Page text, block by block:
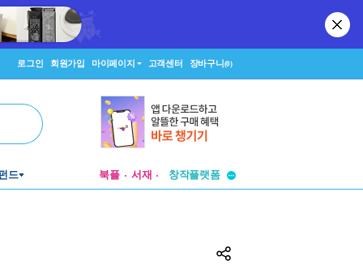
로그인 회원가입 마이페이지 고객센터 장바구니(0)
드 북플 서재
창작플랫폼